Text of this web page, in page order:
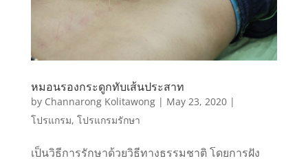
หมอนรองกระดูกทับเส้นประสาท
by Channarong Kolitawong| May 23, 2020|
โปรแกรม, โปรแกรมรักษา
เป็นวิธีการรักษาด้วยวิธีทางธรรมชาติ โดยการฝัง